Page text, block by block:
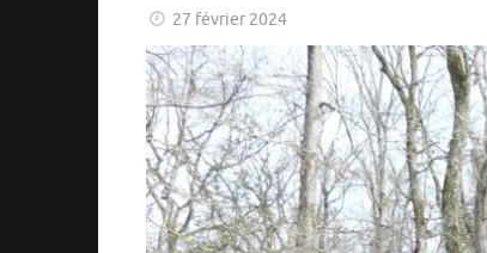
27 février 2024